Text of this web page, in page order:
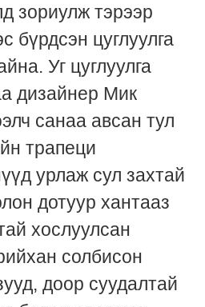
зориулж тэрээр
бүрдсэн цуглуулга
Уг цуглуулга
дизайнер Мик
санаа авсан тул
трапеци
урлаж сул захтай
дотуур хантааз
хослуулсан
солбисон
доор суудалтай